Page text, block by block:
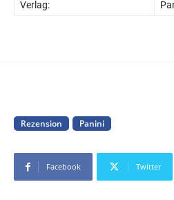
Verlag:
Rezension Panini
Facebook Twitter